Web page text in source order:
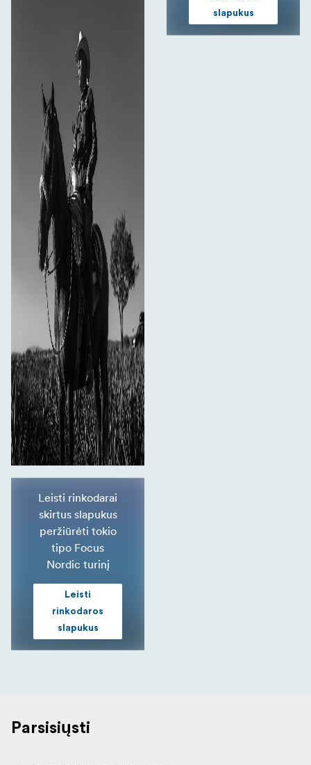
Leisti rinkodarai
skirtus slapukus
peržiūrėti tokio
tipo Focus
Nordic turinį
Leisti
rinkodaros
slapukus
slapukus
Parsisiųsti